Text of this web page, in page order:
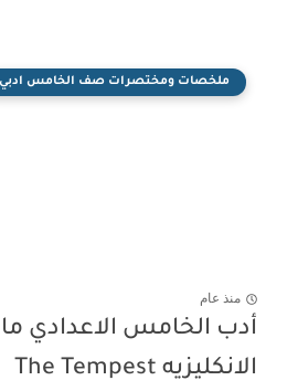
ملخصات ومختصرات صف الخامس ادبي
منذ عام
أدب الخامس الاعدادي
الانكليزيه The Tempest